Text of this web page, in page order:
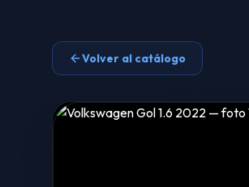
Volver al catálogo